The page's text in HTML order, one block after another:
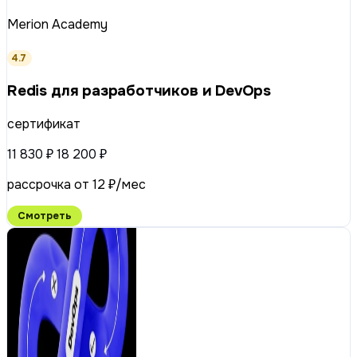
Merion Academy
4.7
Redis для разработчиков и DevOps
сертификат
11 830 ₽18 200 ₽
рассрочка от 12 ₽/мес
Смотреть